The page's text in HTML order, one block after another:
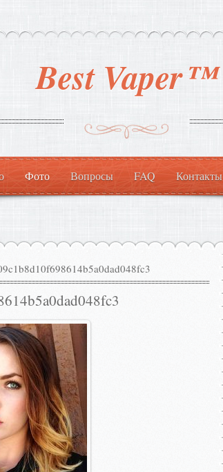
Best Vaper™
Фото Вопросы FAQ Контакты